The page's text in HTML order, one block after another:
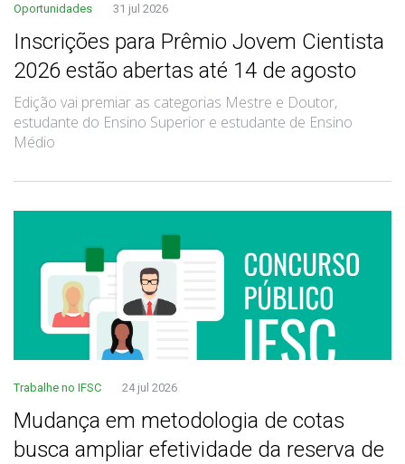
Oportunidades 31 jul 2026
Inscrições para Prêmio Jovem Cientista
2026 estão abertas até 14 de agosto
Edição vai premiar as categorias Mestre e Doutor,
estudante do Ensino Superior e estudante de Ensino
Médio
Trabalhe no IFSC 24 jul 2026
Mudança em metodologia de cotas
busca ampliar efetividade da reserva de